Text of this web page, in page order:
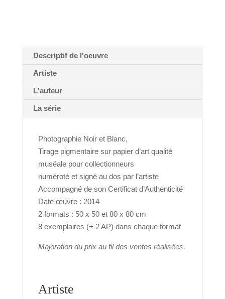
Descriptif de l'oeuvre
Artiste
L'auteur
La série
Photographie Noir et Blanc,
Tirage pigmentaire sur papier d’art qualité
muséale pour collectionneurs
numéroté et signé au dos par l’artiste
Accompagné de son Certificat d’Authenticité
Date œuvre : 2014
2 formats : 50 x 50 et 80 x 80 cm
8 exemplaires (+ 2 AP) dans chaque format
Majoration du prix au fil des ventes réalisées.
Artiste